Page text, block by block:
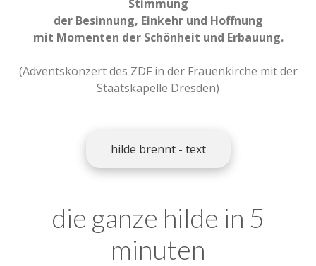
Stimmung
der Besinnung, Einkehr und Hoffnung
mit Momenten der Schönheit und Erbauung.
(Adventskonzert des ZDF in der Frauenkirche mit der
Staatskapelle Dresden)
hilde brennt - text
die ganze hilde in 5
minuten